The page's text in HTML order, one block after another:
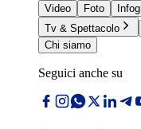
Video
Foto
Tv & Spettacolo
Chi siamo
Seguici anche su